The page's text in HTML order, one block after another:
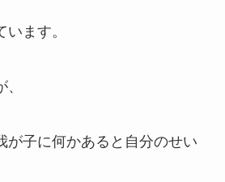
ます。
が子に何かあると自分のせい